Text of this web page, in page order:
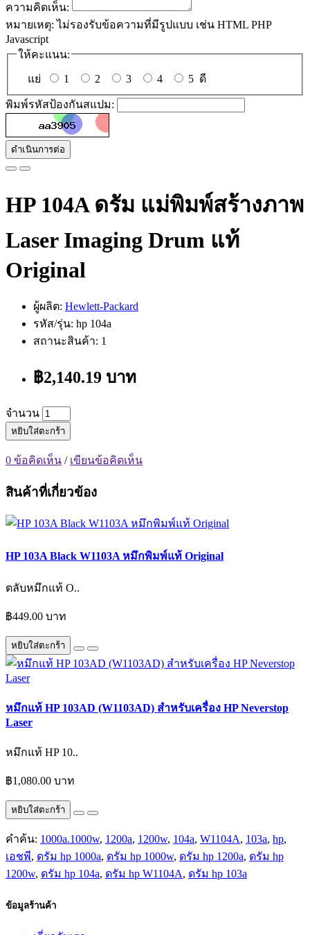
ความคิดเห็น:
หมายเหตุ: ไม่รองรับข้อความที่มีรูปแบบ เช่น HTML PHP
Javascript
ให้คะแนน:
แย่ 1 2 3 4 5 ดี
พิมพ์รหัสป้องกันสแปม:
ดำเนินการต่อ
HP 104A ดรัม แม่พิมพ์สร้างภาพ
Laser Imaging Drum แท้
Original
ผู้ผลิต: Hewlett-Packard
รหัส/รุ่น: hp 104a
สถานะสินค้า: 1
฿2,140.19 บาท
จำนวน
หยิบใส่ตะกร้า
0 ข้อคิดเห็น / เขียนข้อคิดเห็น
สินค้าที่เกี่ยวข้อง
HP 103A Black W1103A หมึกพิมพ์แท้ Original
ตลับหมึกแท้ O..
฿449.00 บาท
หยิบใส่ตะกร้า
หมึกแท้ HP 103AD (W1103AD) สำหรับเครื่อง HP Neverstop
Laser
หมึกแท้ HP 10..
฿1,080.00 บาท
หยิบใส่ตะกร้า
คำค้น: 1000a.1000w, 1200a, 1200w, 104a, W1104A, 103a, hp,
เอชพี, ดรัม hp 1000a, ดรัม hp 1000w, ดรัม hp 1200a, ดรัม hp
1200w, ดรัม hp 104a, ดรัม hp W1104A, ดรัม hp 103a
ข้อมูลร้านค้า